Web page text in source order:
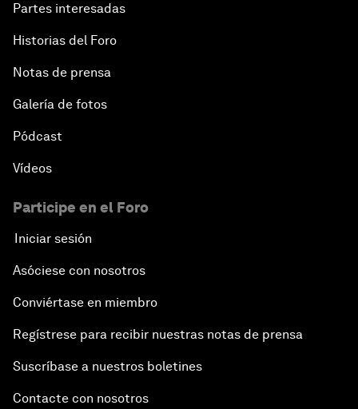
Partes interesadas
Historias del Foro
Notas de prensa
Galería de fotos
Pódcast
Vídeos
Participe en el Foro
Iniciar sesión
Asóciese con nosotros
Conviértase en miembro
Regístrese para recibir nuestras notas de prensa
Suscríbase a nuestros boletines
Contacte con nosotros